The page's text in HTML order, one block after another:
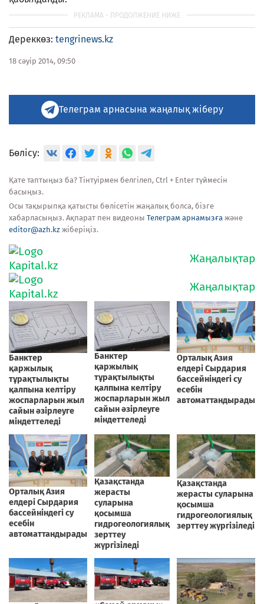
Дереккөз: tengrinews.kz
18 сәуір 2014, 09:50
Телеграм арнасына жаңалық жіберу
Бөлісу:
Қате таптыңыз ба? Тінтуірмен белгілеп, Ctrl + Enter түймесін
басыңыз.
Осы тақырыпқа қатысты бөлісетін жаңалық болса, бізге
хабарласыңыз. Ақпарат пен видеоны Телеграм арнамызға және
editor@azh.kz жіберіңіз.